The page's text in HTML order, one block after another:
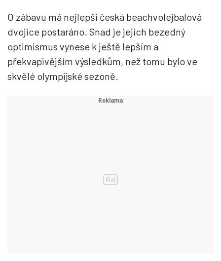
O zábavu má nejlepší česká beachvolejbalová
dvojice postaráno. Snad je jejich bezedný
optimismus vynese k ještě lepším a
překvapivějším výsledkům, než tomu bylo ve
skvělé olympijské sezoně.